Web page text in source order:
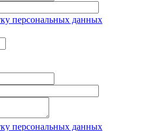
персональных данных
персональных данных